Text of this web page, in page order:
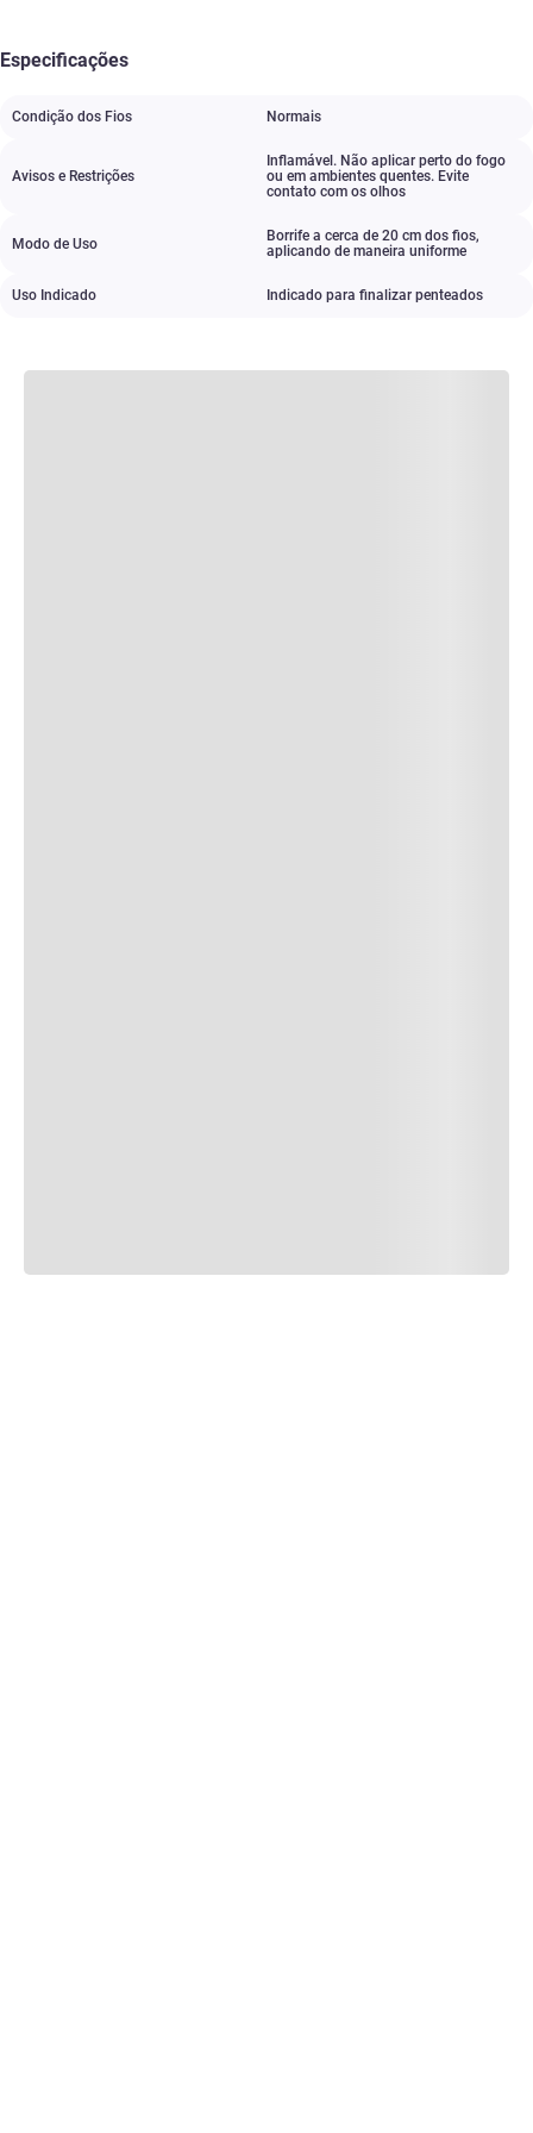
Especificações
Condição dos Fios Normais
Avisos e Restrições
Inflamável. Não aplicar perto do fogo
ou em ambientes quentes. Evite
contato com os olhos
Modo de Uso Borrife a cerca de 20 cm dos fios,
aplicando de maneira uniforme
Uso Indicado Indicado para finalizar penteados